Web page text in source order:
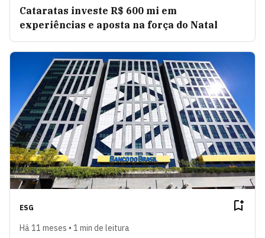
Cataratas investe R$ 600 mi em
experiências e aposta na força do Natal
ESG
Há 11 meses • 1 min de leitura